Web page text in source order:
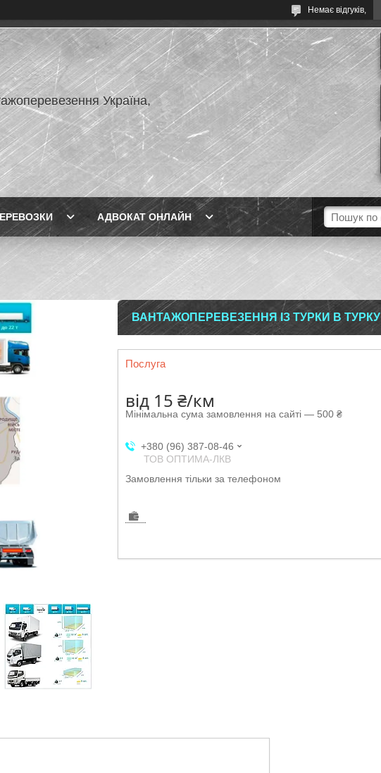
Немає відгуків,
Україна,
АДВОКАТ ОНЛАЙН
ВАНТАЖОПЕРЕВЕЗЕННЯ ІЗ ТУРКИ В ТУРКУ
Послуга
від 15 ₴/км
Мінімальна сума замовлення на сайті — 500 ₴
+380 (96) 387-08-46
ТОВ ОПТИМА-ЛКВ
Замовлення тільки за телефоном